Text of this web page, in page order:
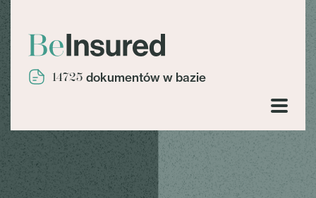
14725 dokumentów w bazie